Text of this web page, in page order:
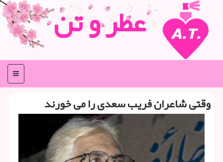
عطر و تن
منو
وقتی شاعران فریب سعدی را می خورند